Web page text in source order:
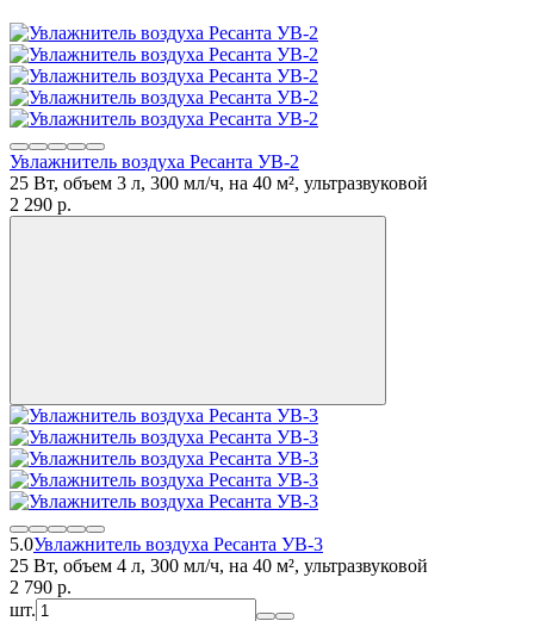
Увлажнитель воздуха Ресанта УВ-2
25 Вт, объем 3 л, 300 мл/ч, на 40 м², ультразвуковой
2 290 p.
5.0Увлажнитель воздуха Ресанта УВ-3
25 Вт, объем 4 л, 300 мл/ч, на 40 м², ультразвуковой
2 790 p.
шт.